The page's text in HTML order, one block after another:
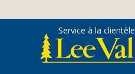
content
Service à la clientèle